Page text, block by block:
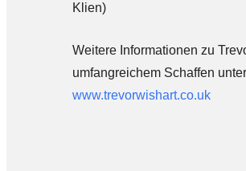
Klien)
Weitere Informationen zu
umfangreichem Schaffen
www.trevorwishart.co.uk